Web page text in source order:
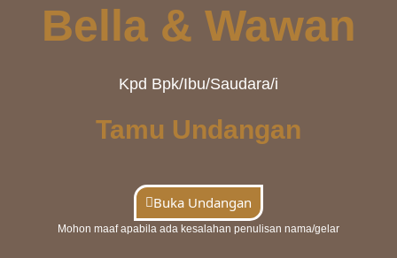
Bella & Wawan
Kpd Bpk/Ibu/Saudara/i
Tamu Undangan
Buka Undangan
Mohon maaf apabila ada kesalahan penulisan nama/gelar